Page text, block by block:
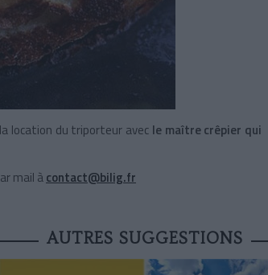
location du triporteur avec le maître crêpier qui
mail àcontact@bilig.fr
AUTRES SUGGESTIONS